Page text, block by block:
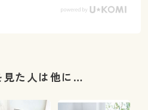
見た人は他に…